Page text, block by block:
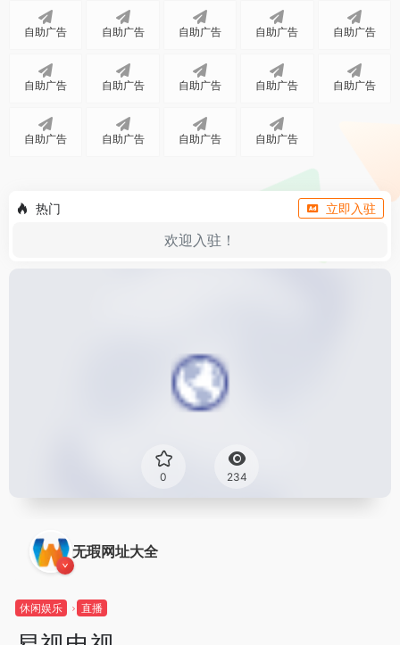
自助广告 自助广告 自助广告 自助广告 自助广告
自助广告 自助广告 自助广告 自助广告 自助广告
自助广告 自助广告 自助广告 自助广告
热门 立即入驻
欢迎入驻！
0 234
无瑕网址大全
休闲娱乐 直播